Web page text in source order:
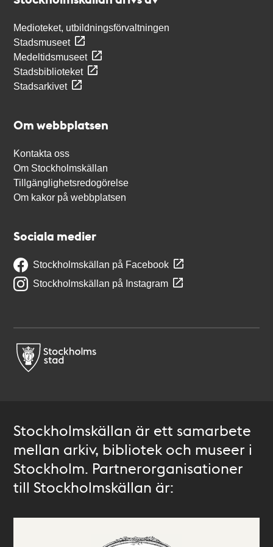
Medioteket, utbildningsförvaltningen
Stadsmuseet
Medeltidsmuseet
Stadsbiblioteket
Stadsarkivet
Om webbplatsen
Kontakta oss
Om Stockholmskällan
Tillgänglighetsredogörelse
Om kakor på webbplatsen
Sociala medier
Stockholmskällan på Facebook
Stockholmskällan på Instagram
Stockholmskällan är ett samarbete
mellan arkiv, bibliotek och museer i
Stockholm. Partnerorganisationer
till Stockholmskällan är: